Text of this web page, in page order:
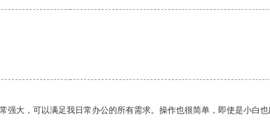
大，可以满足我日常办公的所有需求。操作也很简单，即使是小白也